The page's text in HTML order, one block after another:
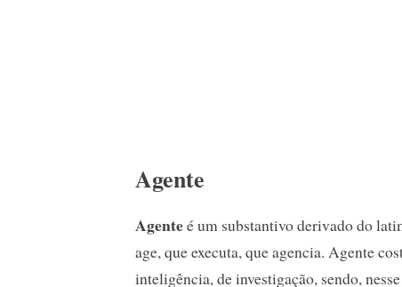
Agente
Agenteé um substantivo derivado do
age, que executa, que agencia. Agente
inteligência, de investigação, sendo,